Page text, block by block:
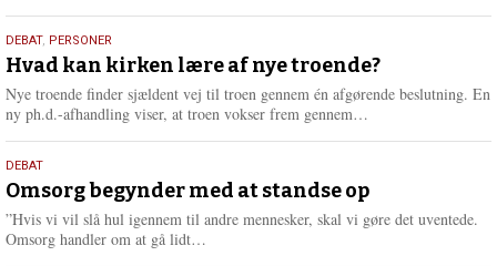
e
r
e
25.
juli
2026
DEBAT, PERSONER
Hvad kan kirken lære af nye troende?
Nye troende finder sjældent vej til troen gennem én afgørende beslutning. En
ny ph.d.-afhandling viser, at troen vokser frem gennem…
e
r
e
9.
juli
2026
DEBAT
Omsorg begynder med at standse op
”Hvis vi vil slå hul igennem til andre mennesker, skal vi gøre det uventede.
Omsorg handler om at gå lidt…